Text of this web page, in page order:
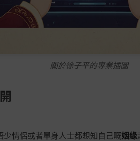
關於徐子平的專業插圖
情侶或者單身人士都想知自己嘅姻緣